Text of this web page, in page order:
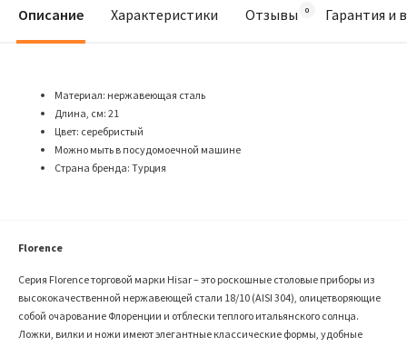
Описание Характеристики Отзывы Гарантия и
Материал: нержавеющая сталь
Длина, см: 21
Цвет: серебристый
Можно мыть в посудомоечной машине
Страна бренда: Турция
Florence
Серия Florence торговой марки Hisar – это роскошные столовые приборы из
высококачественной нержавеющей стали 18/10 (AISI 304), олицетворяющие
собой очарование Флоренции и отблески теплого итальянского солнца.
Ложки, вилки и ножи имеют элегантные классические формы, удобные